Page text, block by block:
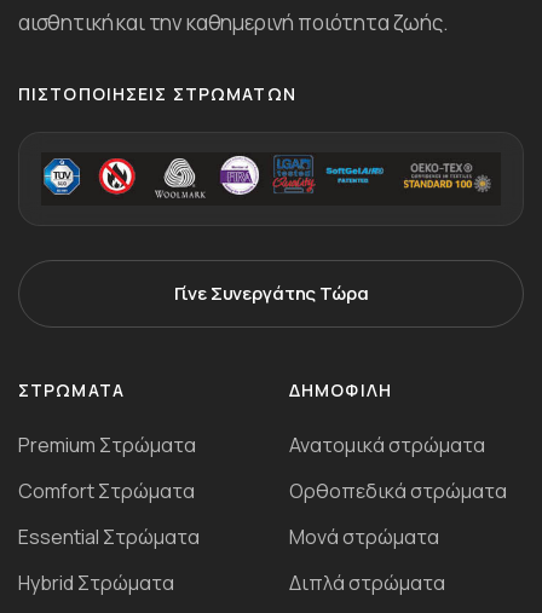
αισθητική και την καθημερινή ποιότητα ζωής.
ΠΙΣΤΟΠΟΙΉΣΕΙΣ ΣΤΡΩΜΆΤΩΝ
Γίνε Συνεργάτης Τώρα
ΣΤΡΏΜΑΤΑ
Premium Στρώματα
Comfort Στρώματα
Essential Στρώματα
Ηybrid Στρώματα
ΔΗΜΟΦΙΛΗ
Ανατομικά στρώματα
Ορθοπεδικά στρώματα
Μονά στρώματα
Διπλά στρώματα